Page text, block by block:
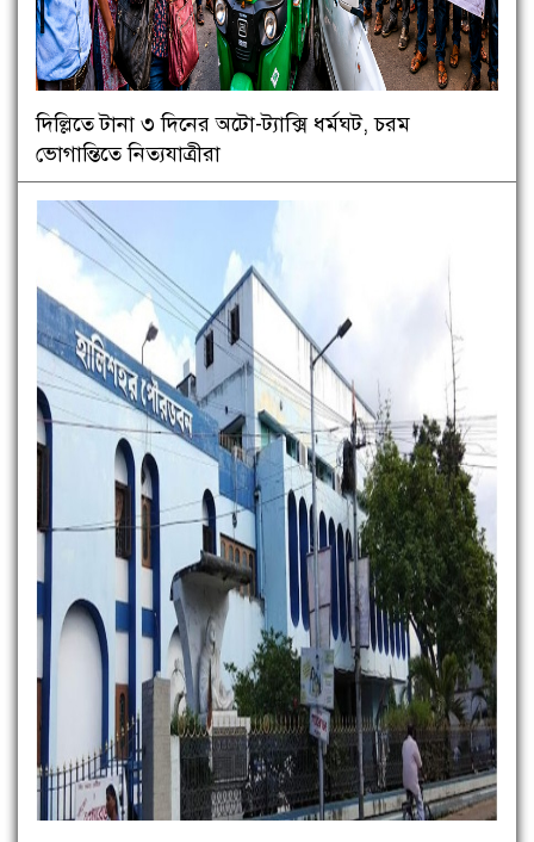
দিল্লিতে টানা ৩ দিনের অটো-ট্যাক্সি ধর্মঘট, চরম
ভোগান্তিতে নিত্যযাত্রীরা